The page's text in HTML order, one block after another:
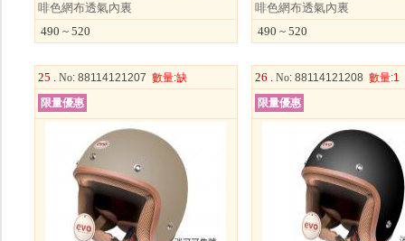
啡色網布透氣內裏
490 ~ 520
啡色網布透氣內裏
490 ~ 520
25 . No: 88114121207 數量:缺
限量優惠
26 . No: 88114121208 數量:1
限量優惠